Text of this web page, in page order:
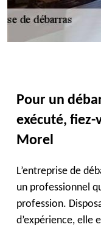
Pour un
exécuté, fiez-
Morel
L’entreprise de
un professionnel
profession.
d’expérience, elle